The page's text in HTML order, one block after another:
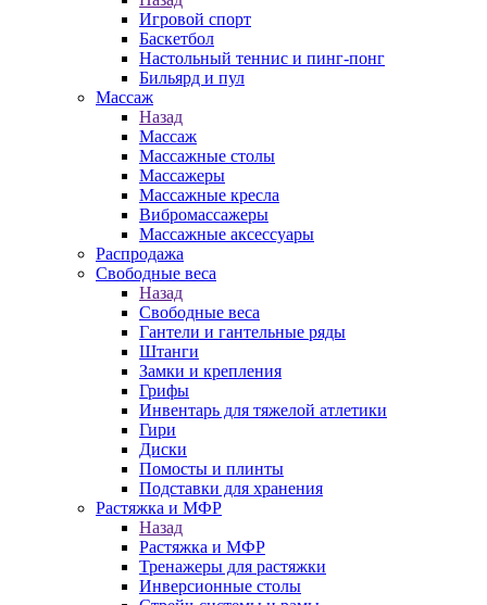
Игровой спорт
Баскетбол
Настольный теннис и пинг-понг
Бильярд и пул
Массаж
Назад
Массаж
Массажные столы
Массажеры
Массажные кресла
Вибромассажеры
Массажные аксессуары
Распродажа
Свободные веса
Назад
Свободные веса
Гантели и гантельные ряды
Штанги
Замки и крепления
Грифы
Инвентарь для тяжелой атлетики
Гири
Диски
Помосты и плинты
Подставки для хранения
Растяжка и МФР
Назад
Растяжка и МФР
Тренажеры для растяжки
Инверсионные столы